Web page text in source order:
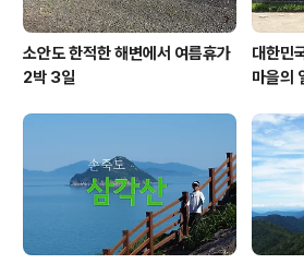
소안도 한적한 해변에서 여름휴가
2박 3일
대한민
마을의